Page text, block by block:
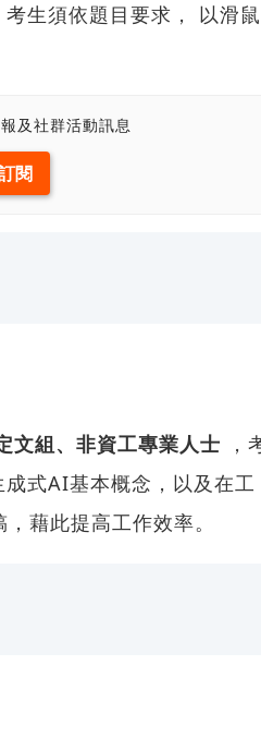
生須依題目要求， 以滑鼠
及社群活動訊息
文組、非資工專業人士 ，
式AI基本概念，以及在工
藉此提高工作效率。